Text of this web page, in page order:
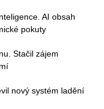
AI obsah
pokuty
Stačil zájem
nový systém ladění